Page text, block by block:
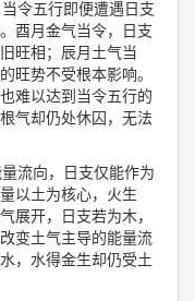
令五行即便遭遇日支
酉月金气当令，日支
旺相；辰月土气当
旺势不受根本影响。
难以达到当令五行的
气却仍处休囚，无法
流向，日支仅能作为
以土为核心，火生
展开，日支若为木，
变土气主导的能量流
，水得金生却仍受土